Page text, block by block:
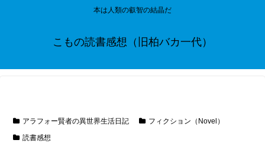
本は人類の叡智の結晶だ
こもの読書感想（旧柏バカ一代）
アラフォー賢者の異世界生活日記
フィクション（Novel）
読書感想